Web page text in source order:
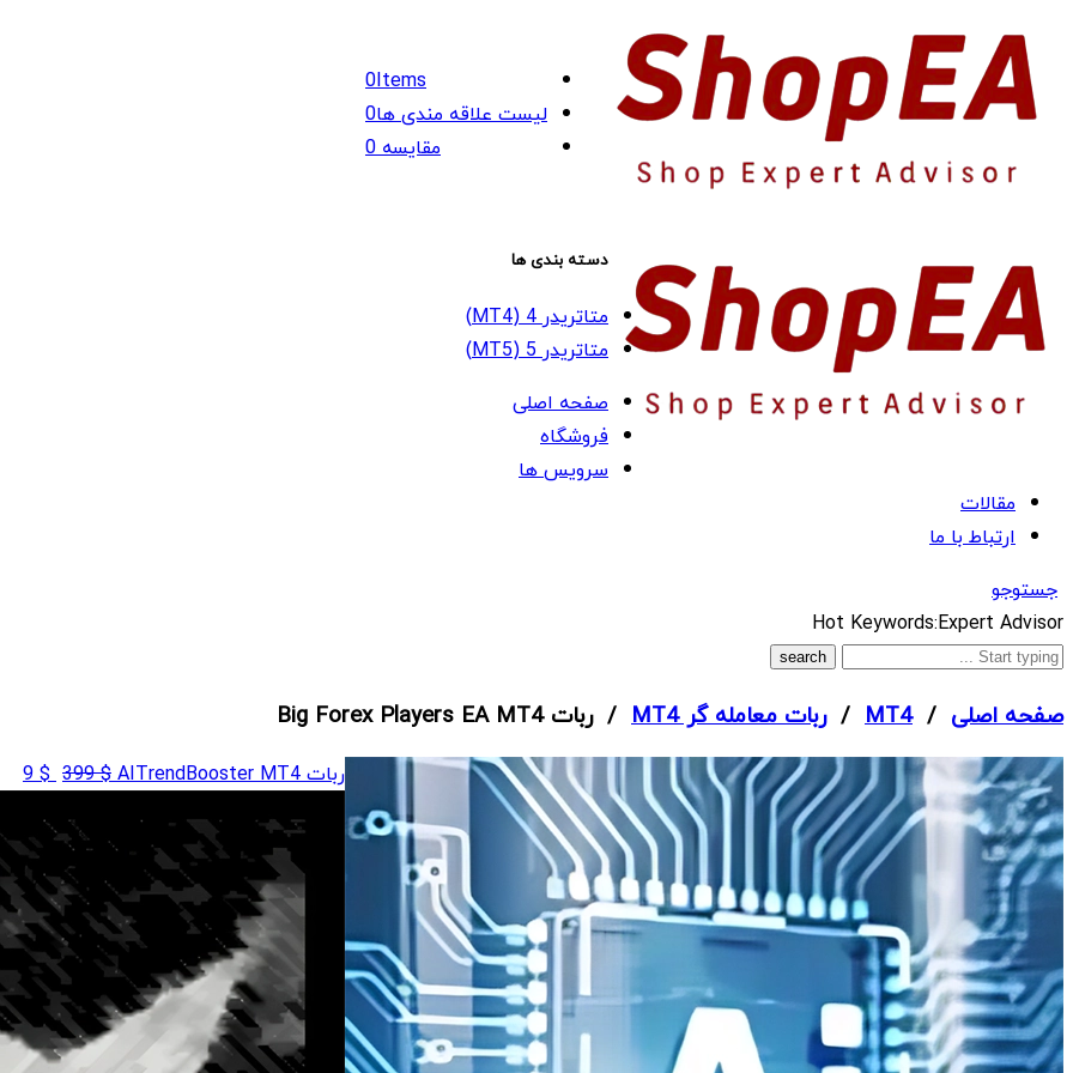
0Items
لیست علاقه مندی ها0
مقایسه0
دسته بندی ها
متاتریدر 4 (MT4)
متاتریدر 5 (MT5)
صفحه اصلی
فروشگاه
سرویس ها
مقالات
ارتباط با ما
جستوجو
What
are
looking
for?
Hot Keywords:Expert Advisor
صفحه اصلی /
MT4
/ربات معامله گر MT4 / ربات Big Forex Players EA MT4
ربات AITrendBooster MT4 $
399
قیمت
$ 399
بود.
$
9
9